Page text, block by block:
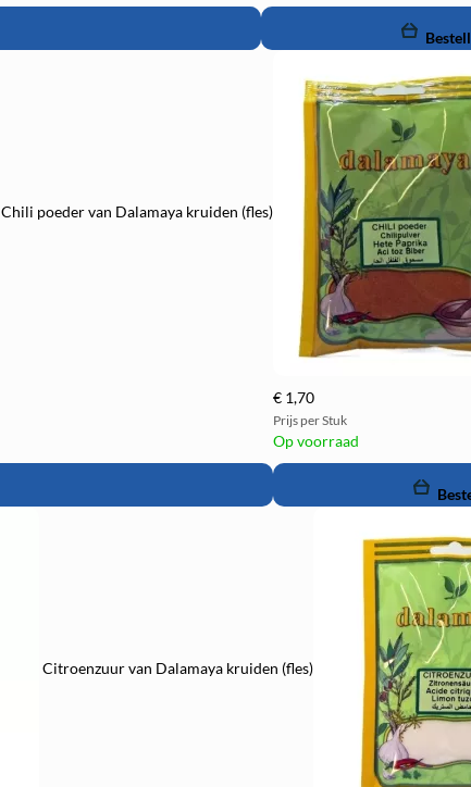
Chili poeder van Dalamaya kruiden (fles)
€ 1,70
Prijs per Stuk
Op voorraad
Citroenzuur van Dalamaya kruiden (fles)